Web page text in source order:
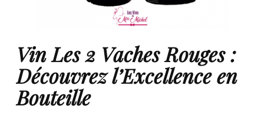
Vin Les 2 Vaches Rouges :
Découvrez l’Excellence en
Bouteille